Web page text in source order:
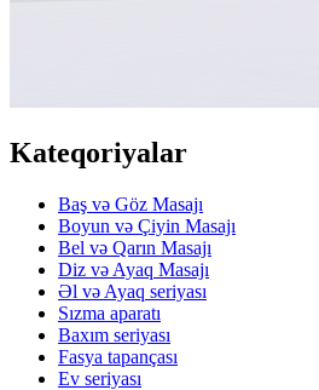
Kateqoriyalar
Baş və Göz Masajı
Boyun və Çiyin Masajı
Bel və Qarın Masajı
Diz və Ayaq Masajı
Əl və Ayaq seriyası
Sızma aparatı
Baxım seriyası
Fasya tapançası
Ev seriyası